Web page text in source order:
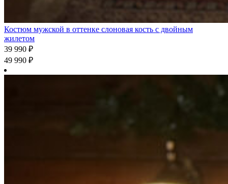
Костюм мужской в оттенке слоновая кость с двойным
жилетом
39 990 ₽
49 990 ₽